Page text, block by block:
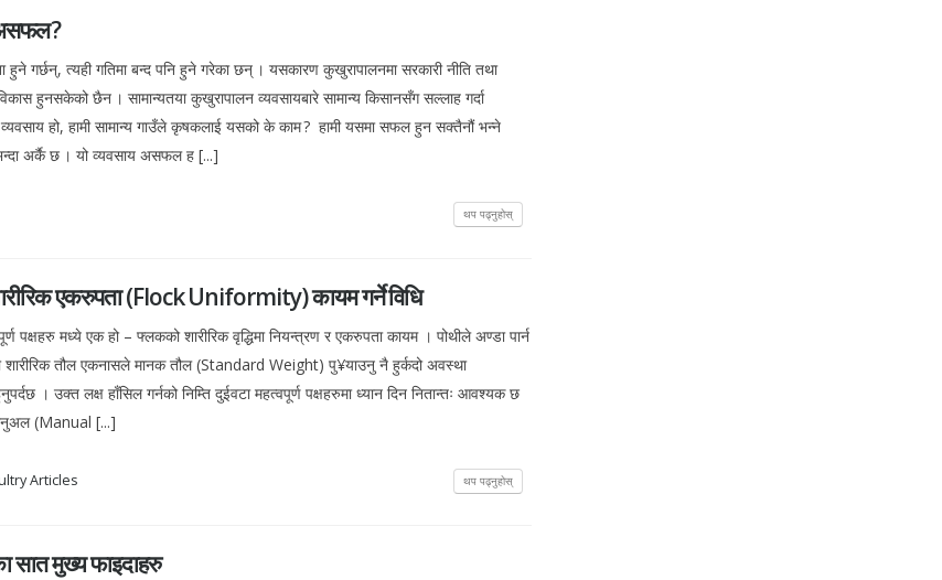
?
गर्छन्, त्यही गतिमा बन्द पनि हुने गरेका छन् । यसकारण कुखुरापालनमा सरकारी नीति तथा
हुनसकेको छैन । सामान्यतया कुखुरापालन व्यवसायबारे सामान्य किसानसँग सल्लाह गर्दा
व्यवसाय हो, हामी सामान्य गाउँले कृषकलाई यसको के काम ? हामी यसमा सफल हुन सक्तैनौं भन्ने
अर्कै छ । यो व्यवसाय असफल ह [...]
थप पढ्नुहोस्
एकरुपता (Flock Uniformity) कायम गर्ने विधि
पक्षहरु मध्ये एक हो – फ्लकको शारीरिक वृद्धिमा नियन्त्रण र एकरुपता कायम । पोथीले अण्डा पार्न
शारीरिक तौल एकनासले मानक तौल (Standard Weight) पु¥याउनु नै हुर्कदो अवस्था
। उक्त लक्ष हाँसिल गर्नको निम्ति दुईवटा महत्वपूर्ण पक्षहरुमा ध्यान दिन नितान्तः आवश्यक छ
(Manual [...]
Articles थप पढ्नुहोस्
सात मुख्य फाइदाहरु